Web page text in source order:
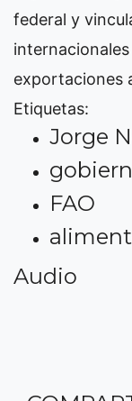
federal y
exportaciones
Etiquetas:
Jorge
FAO
Audio